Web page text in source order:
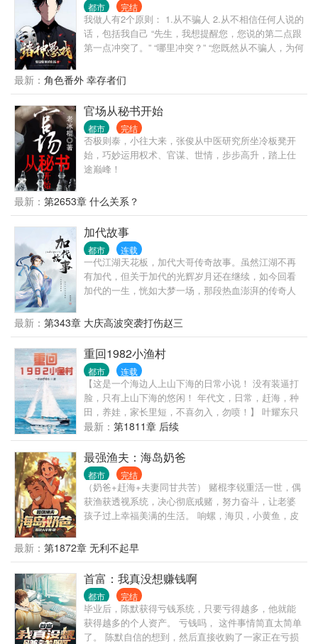
都市 完结
我做人有2个原则： 1.从不骗人 2.从不相信任何人说的
话，包括我自己 “先生，我想提醒您，您说的第二点跟
第一点冲突了。” “哪里冲突？” “您既然从不骗人，为何
自己当人。” “？” ... 自我介绍一下，我叫程实，从不骗
人的程实。 什么，你没听说过我？ 没关系，你只是还
没被我骗过。 很快，你就会记得了。 ... 书名，其他均
为推广。 无系统，不无敌，非爽文，介意慎入 ...
最新： 角色番外 幸存者们
官场从秘书开始
都市 完结
否极则泰，小往大来，张俊从中医研究所坐冷板凳开
始，巧妙运用权术、官谋、世情，步步高升，踏上仕
途巅峰！
最新： 第2653章 什么关系？
加代故事
都市 连载
一代江湖天花板，加代大哥传奇故事。虽然江湖不再
有加代，但关于加代的光辉岁月还在继续，如今回看
加代的一生，恍如大梦一场，那段热血澎湃的传奇人
的心。加代的一生，为北京和深圳乃至全国江湖画上
了浓墨重彩的一笔！
最新： 第343章 大庆高波突袭打伤赵三
重回1982小渔村
都市 连载
【这是一个海边人上山下海的日常小说！ 没有装逼打
脸，只有上山下海的悠闲！ 年代文，日常，赶海，种
田，养娃，家长里短，不喜勿入，勿喷！】 叶耀东只
是睡不着觉，想着去甲板上吹吹风，尿个尿，没想到
掉海里回到了1982年。 还是那个熟悉的小渔村，只是
他已经不是年轻时候的他了。 混账了半辈子，这回他
想好好来过的，只是怎么一个个都不相信呢…… 上辈
子没出息，这辈子他也没什么大理想大志向，只想挽
回遗憾，跟老婆好好过日子，一家子平安喜乐就好。
【说明一下，改笔名了，原来是叫“一杯冰柠檬水”，现
在改为“米饭的米”】
最新： 第1811章 后续
最强渔夫：海岛奶爸
都市 完结
（奶爸+赶海+夫妻同甘共苦） 赌棍李锐重活一世，偶
获渔获透视系统，决心彻底戒赌，努力奋斗，让老婆
孩子过上幸福美满的生活。 响螺，海贝，小黄鱼，皮
最新： 第1872章 无利不起早
首富：我真没想赚钱啊
都市 完结
毕业后，陈默获得亏钱系统，只要亏得越多，他就能
获得越多的个人资产。 亏钱吗， 这件事情简直太简单
了。 陈默自信的想到，然后直接收购了一家正在亏损